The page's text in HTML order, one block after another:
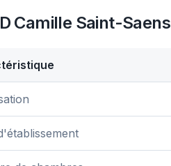
Camille Saint-Saens